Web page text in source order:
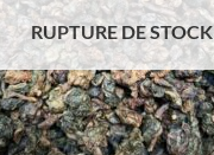
+
RUPTURE DE STOCK